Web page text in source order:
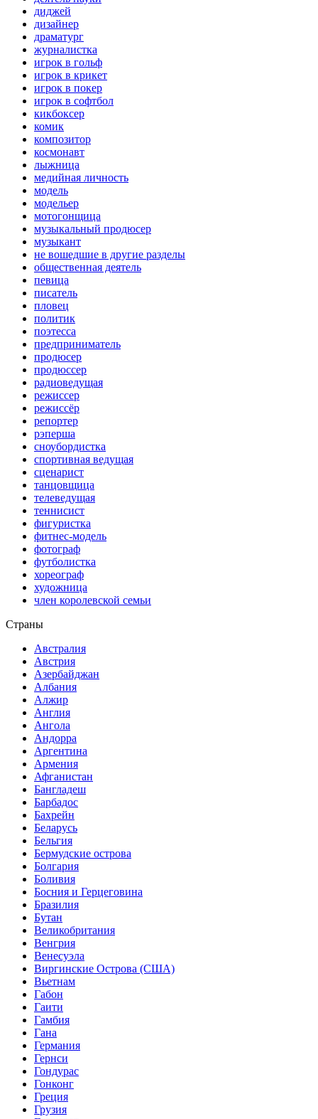
диджей
дизайнер
драматург
журналистка
игрок в гольф
игрок в крикет
игрок в покер
игрок в софтбол
кикбоксер
комик
композитор
космонавт
лыжница
медийная личность
модель
модельер
мотогонщица
музыкальный продюсер
музыкант
не вошедшие в другие разделы
общественная деятель
певица
писатель
пловец
политик
поэтесса
предприниматель
продюсер
продюссер
радиоведущая
режиссер
режиссёр
репортер
рэперша
сноубордистка
спортивная ведущая
сценарист
танцовщица
телеведущая
теннисист
фигуристка
фитнес-модель
фотограф
футболистка
хореограф
художница
член королевской семьи
Страны
Австралия
Австрия
Азербайджан
Албания
Алжир
Англия
Ангола
Андорра
Аргентина
Армения
Афганистан
Бангладеш
Барбадос
Бахрейн
Беларусь
Бельгия
Бермудские острова
Болгария
Боливия
Босния и Герцеговина
Бразилия
Бутан
Великобритания
Венгрия
Венесуэла
Виргинские Острова (США)
Вьетнам
Габон
Гаити
Гамбия
Гана
Германия
Гернси
Гондурас
Гонконг
Греция
Грузия